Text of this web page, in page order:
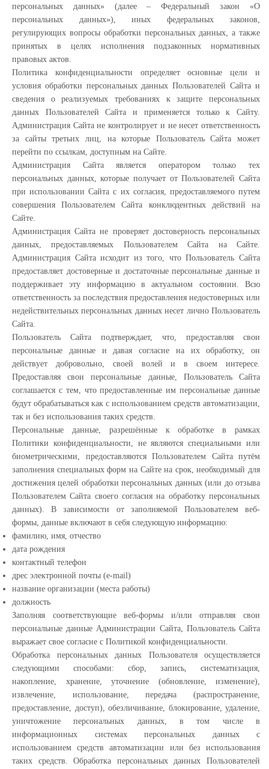
персональных данных» (далее – Федеральный закон «О
персональных данных»), иных федеральных законов,
регулирующих вопросы обработки персональных данных, а также
принятых в целях исполнения подзаконных нормативных
правовых актов.
Политика конфиденциальности определяет основные цели и
условия обработки персональных данных Пользователей Сайта и
сведения о реализуемых требованиях к защите персональных
данных Пользователей Сайта и применяется только к Сайту.
Администрация Сайта не контролирует и не несет ответственность
за сайты третьих лиц, на которые Пользователь Сайта может
перейти по ссылкам, доступным на Сайте.
Администрация Сайта является оператором только тех
персональных данных, которые получает от Пользователей Сайта
при использовании Сайта с их согласия, предоставляемого путем
совершения Пользователем Сайта конклюдентных действий на
Сайте.
Администрация Сайта не проверяет достоверность персональных
данных, предоставляемых Пользователем Сайта на Сайте.
Администрация Сайта исходит из того, что Пользователь Сайта
предоставляет достоверные и достаточные персональные данные и
поддерживает эту информацию в актуальном состоянии. Всю
ответственность за последствия предоставления недостоверных или
недействительных персональных данных несет лично Пользователь
Сайта.
Пользователь Сайта подтверждает, что, предоставляя свои
персональные данные и давая согласие на их обработку, он
действует добровольно, своей волей и в своем интересе.
Предоставляя свои персональные данные, Пользователь Сайта
соглашается с тем, что предоставленные им персональные данные
будут обрабатываться как с использованием средств автоматизации,
так и без использования таких средств.
Персональные данные, разрешённые к обработке в рамках
Политики конфиденциальности, не являются специальными или
биометрическими, предоставляются Пользователем Сайта путём
заполнения специальных форм на Сайте на срок, необходимый для
достижения целей обработки персональных данных (или до отзыва
Пользователем Сайта своего согласия на обработку персональных
данных). В зависимости от заполняемой Пользователем веб-
формы, данные включают в себя следующую информацию:
фамилию, имя, отчество
дата рождения
контактный телефон
дрес электронной почты (e-mail)
название организации (места работы)
должность
Заполняя соответствующие веб-формы и/или отправляя свои
персональные данные Администрации Сайта, Пользователь Сайта
выражает свое согласие с Политикой конфиденциальности.
Обработка персональных данных Пользователя осуществляется
следующими способами: сбор, запись, систематизация,
накопление, хранение, уточнение (обновление, изменение),
извлечение, использование, передача (распространение,
предоставление, доступ), обезличивание, блокирование, удаление,
уничтожение персональных данных, в том числе в
информационных системах персональных данных с
использованием средств автоматизации или без использования
таких средств. Обработка персональных данных Пользователей